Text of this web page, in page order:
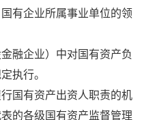
有企业所属事业单位的领
企业）中对国有资产负
执行。
国有资产出资人职责的机
的各级国有资产监督管理